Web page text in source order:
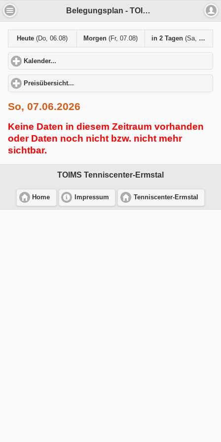
Belegungsplan - TOIMS Tenniscenter-Ermstal
Heute(Do, 06.08) Morgen(Fr, 07.08) in 2 Tagen (Sa, 08.08)
Kalender...
Preisübersicht...
So, 07.06.2026
Keine Daten in diesem Zeitraum vorhanden
oder Daten noch nicht bzw. nicht mehr
sichtbar.
TOIMS Tenniscenter-Ermstal
Home Impressum Tenniscenter-Ermstal